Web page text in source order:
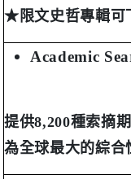
★ 限文史哲專輯
Academic
提供8,200種索摘期
為全球最大的綜合